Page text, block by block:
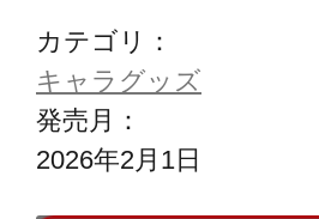
カテゴリ：
キャラグッズ
発売月：
2026年2月1日